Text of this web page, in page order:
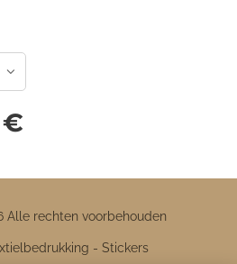
€
Alle rechten voorbehouden
- Stickers